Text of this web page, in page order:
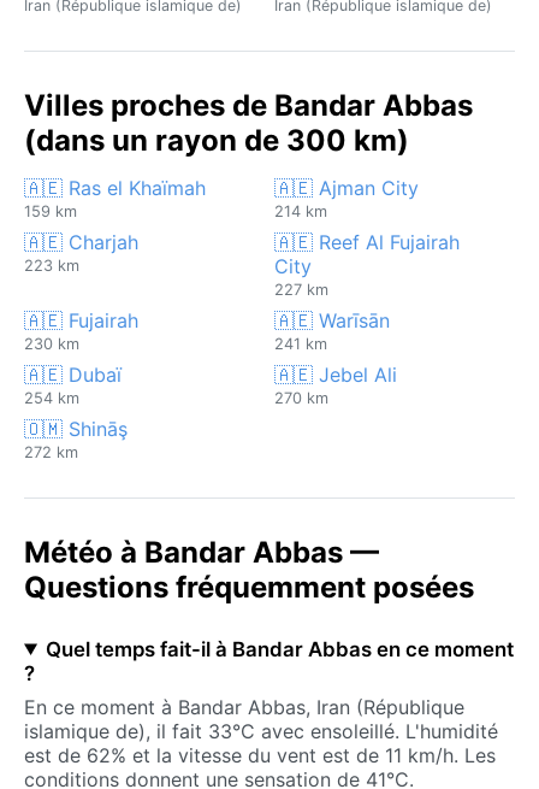
Iran (République islamique de) Iran (République islamique de)
Villes proches de Bandar Abbas
(dans un rayon de 300 km)
🇦🇪 Ras el Khaïmah
159 km
🇦🇪 Ajman City
214 km
🇦🇪 Charjah
223 km
🇦🇪 Reef Al Fujairah
City
227 km
🇦🇪 Fujairah
230 km
🇦🇪 Warīsān
241 km
🇦🇪 Dubaï
254 km
🇦🇪 Jebel Ali
270 km
🇴🇲 Shināş
272 km
Météo à Bandar Abbas —
Questions fréquemment posées
Quel temps fait-il à Bandar Abbas en ce moment
?
En ce moment à Bandar Abbas, Iran (République
islamique de), il fait 33°C avec ensoleillé. L'humidité
est de 62% et la vitesse du vent est de 11 km/h. Les
conditions donnent une sensation de 41°C.